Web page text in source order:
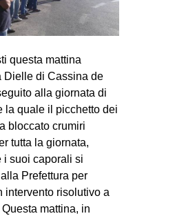
questa mattina
Dielle di Cassina de
alla giornata di
la quale il picchetto dei
bloccato crumiri
tutta la giornata,
i suoi caporali si
Prefettura per
intervento risolutivo a
Questa mattina, in